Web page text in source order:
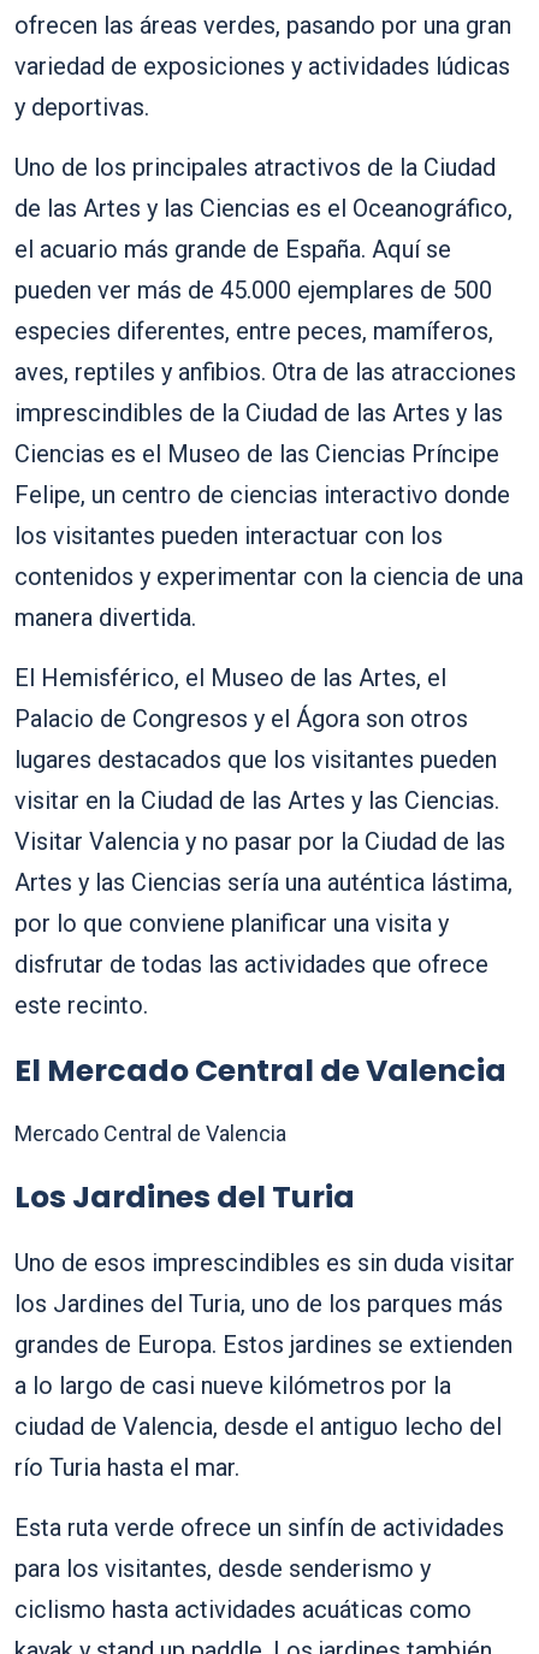
ofrecen las áreas verdes, pasando por una gran
variedad de exposiciones y actividades lúdicas
y deportivas.
Uno de los principales atractivos de la Ciudad
de las Artes y las Ciencias es el Oceanográfico,
el acuario más grande de España. Aquí se
pueden ver más de 45.000 ejemplares de 500
especies diferentes, entre peces, mamíferos,
aves, reptiles y anfibios. Otra de las atracciones
imprescindibles de la Ciudad de las Artes y las
Ciencias es el Museo de las Ciencias Príncipe
Felipe, un centro de ciencias interactivo donde
los visitantes pueden interactuar con los
contenidos y experimentar con la ciencia de una
manera divertida.
El Hemisférico, el Museo de las Artes, el
Palacio de Congresos y el Ágora son otros
lugares destacados que los visitantes pueden
visitar en la Ciudad de las Artes y las Ciencias.
Visitar Valencia y no pasar por la Ciudad de las
Artes y las Ciencias sería una auténtica lástima,
por lo que conviene planificar una visita y
disfrutar de todas las actividades que ofrece
este recinto.
El Mercado Central de Valencia
Mercado Central de Valencia
Los Jardines del Turia
Uno de esos imprescindibles es sin duda visitar
los Jardines del Turia, uno de los parques más
grandes de Europa. Estos jardines se extienden
a lo largo de casi nueve kilómetros por la
ciudad de Valencia, desde el antiguo lecho del
río Turia hasta el mar.
Esta ruta verde ofrece un sinfín de actividades
para los visitantes, desde senderismo y
ciclismo hasta actividades acuáticas como